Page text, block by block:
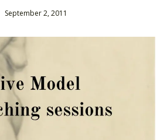
September 2, 2011